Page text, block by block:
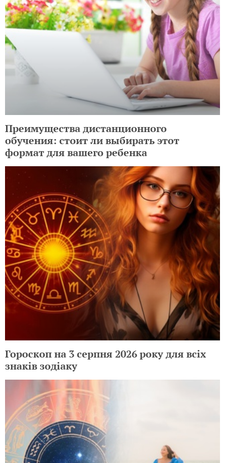
Преимущества дистанционного
обучения: стоит ли выбирать этот
формат для вашего ребенка
Гороскоп на 3 серпня 2026 року для всіх
знаків зодіаку